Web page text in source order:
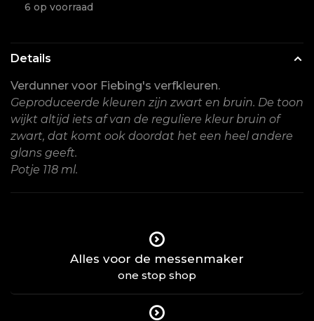
6 op voorraad
Details
Verdunner voor Fiebing's verfkleuren.
Geproduceerde kleuren zijn zwart en bruin. De toon
wijkt altijd iets af van de reguliere kleur bruin of
zwart, dat komt ook doordat het een heel andere
glans geeft.
Potje 118 ml.
Alles voor de messenmaker
one stop shop